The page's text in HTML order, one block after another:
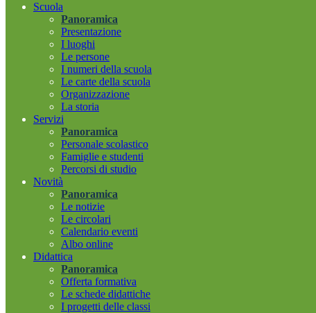
Scuola
Panoramica
Presentazione
I luoghi
Le persone
I numeri della scuola
Le carte della scuola
Organizzazione
La storia
Servizi
Panoramica
Personale scolastico
Famiglie e studenti
Percorsi di studio
Novità
Panoramica
Le notizie
Le circolari
Calendario eventi
Albo online
Didattica
Panoramica
Offerta formativa
Le schede didattiche
I progetti delle classi